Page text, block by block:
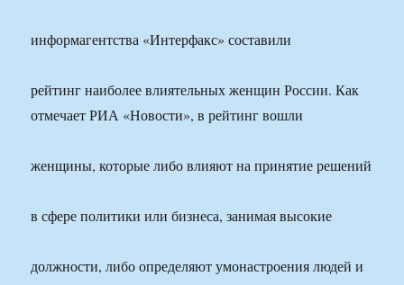
информагентства «Интерфакс» составили
рейтинг наиболее влиятельных женщин России. Как
отмечает РИА «Новости», в рейтинг вошли
женщины, которые либо влияют на принятие решений
в сфере политики или бизнеса, занимая высокие
должности, либо определяют умонастроения людей и